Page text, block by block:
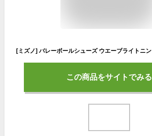
この商品をサイトでみる